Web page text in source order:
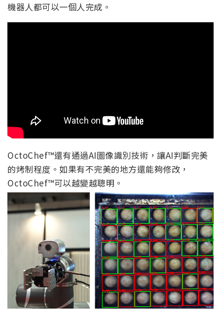
機器人都可以一個人完成。
OctoChef™還有通過AI圖像識別技術，讓AI判斷完美
的烤制程度。如果有不完美的地方還能夠修改，
OctoChef™可以越變越聰明。